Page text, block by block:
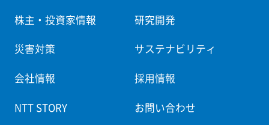
decarbonization of the region and promotion of
tourism by connecting initiatives such as energy
supply of renewable energy to the world's three largest
nightscapes to sustainable tourism supported by the
株主・投資家情報 研究開発
災害対策 サステナビリティ
会社情報 採用情報
NTT STORY お問い合わせ